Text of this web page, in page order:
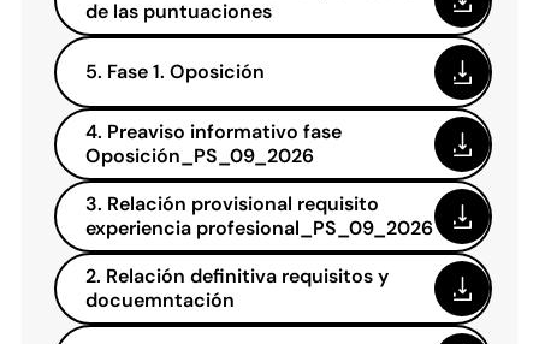
de las puntuaciones
5. Fase 1. Oposición
4. Preaviso informativo fase
Oposición_PS_09_2026
3. Relación provisional requisito
experiencia profesional_PS_09_2026
2. Relación definitiva requisitos y
docuemntación